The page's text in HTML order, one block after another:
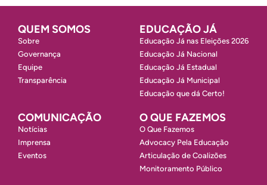
QUEM SOMOS
Sobre
Governança
Equipe
Transparência
EDUCAÇÃO JÁ
Educação Já nas Eleições 2026
Educação Já Nacional
Educação Já Estadual
Educação Já Municipal
Educação que dá Certo!
COMUNICAÇÃO
Notícias
Imprensa
Eventos
O QUE FAZEMOS
O Que Fazemos
Advocacy Pela Educação
Articulação de Coalizões
Monitoramento Público